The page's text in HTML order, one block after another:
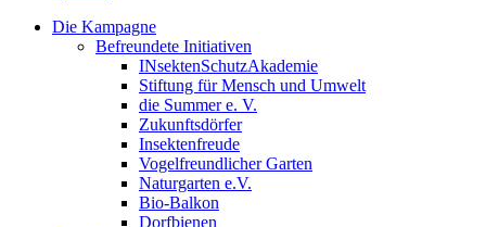
Die Kampagne
Befreundete Initiativen
INsektenSchutzAkademie
Stiftung für Mensch und Umwelt
die Summer e. V.
Zukunftsdörfer
Insektenfreude
Vogelfreundlicher Garten
Naturgarten e.V.
Bio-Balkon
Dorfbienen